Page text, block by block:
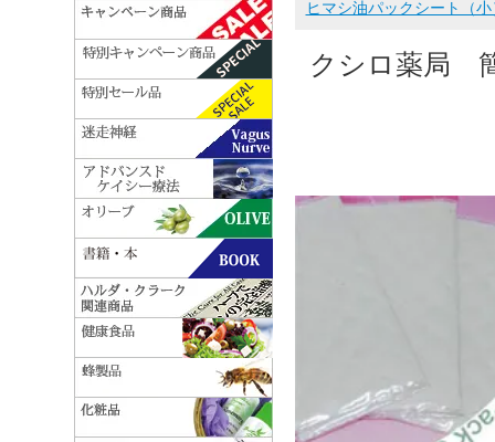
ヒマシ油パックシート（
クシロ薬局